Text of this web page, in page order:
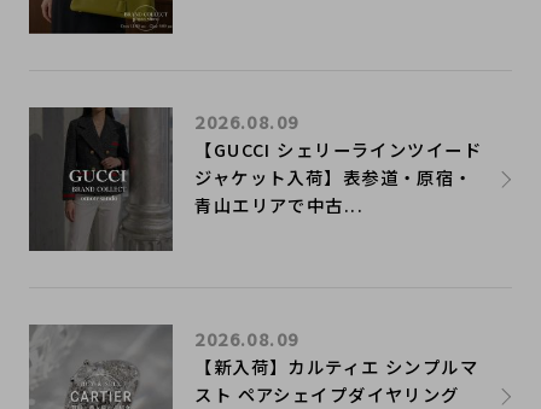
【GUCCI シェリーラインツイード
ジャケット入荷】表参道・原宿・
青山エリアで中古...
2026.08.09
【新入荷】カルティエ シンプルマ
スト ペアシェイプダイヤリング
2026.08.09